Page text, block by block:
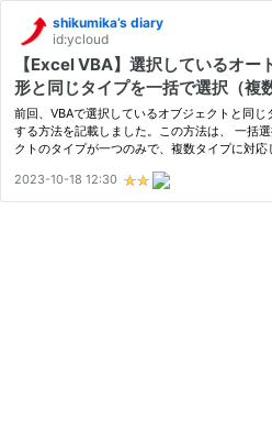
shikumika’s diary
id:ycloud
【Excel VBA】選択しているオー
形と同じタイプを一括で選択（複
前回、VBAで選択しているオブジェクトと同じ
する方法を記載しました。この方法は、 一括
クトのタイプが一つのみで、複数タイプに対応
ので、上記課題に対応したVBAの備忘録。 事例
して…
2023-10-18 12:30